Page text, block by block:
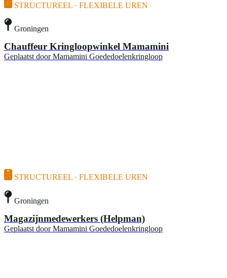
STRUCTUREEL · FLEXIBELE UREN
Groningen
Chauffeur Kringloopwinkel Mamamini
Geplaatst door Mamamini Goededoelenkringloop
STRUCTUREEL · FLEXIBELE UREN
Groningen
Magazijnmedewerkers (Helpman)
Geplaatst door Mamamini Goededoelenkringloop